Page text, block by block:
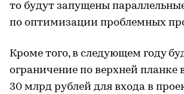
то будут запущены
по оптимизации проблемных
Кроме того, в следующем году
ограничение по верхней планке
30 млрд рублей для входа в